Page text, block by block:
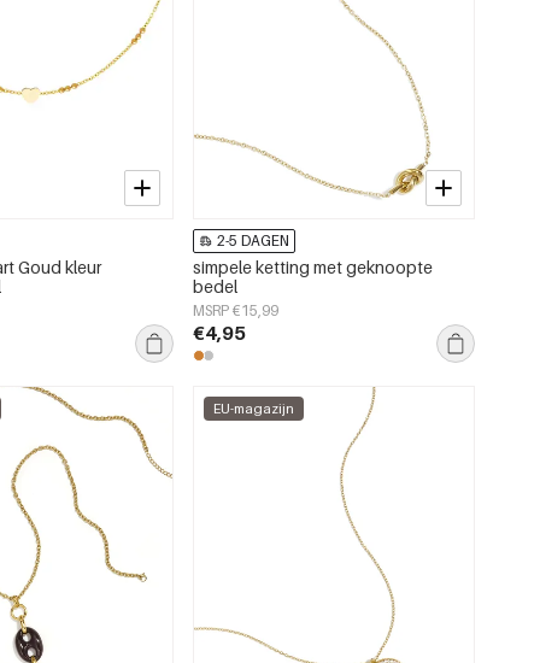
Goud kleur
2-5 DAGEN
simpele ketting met geknoopte
bedel
MSRP €15,99
€4,95
EU-magazijn